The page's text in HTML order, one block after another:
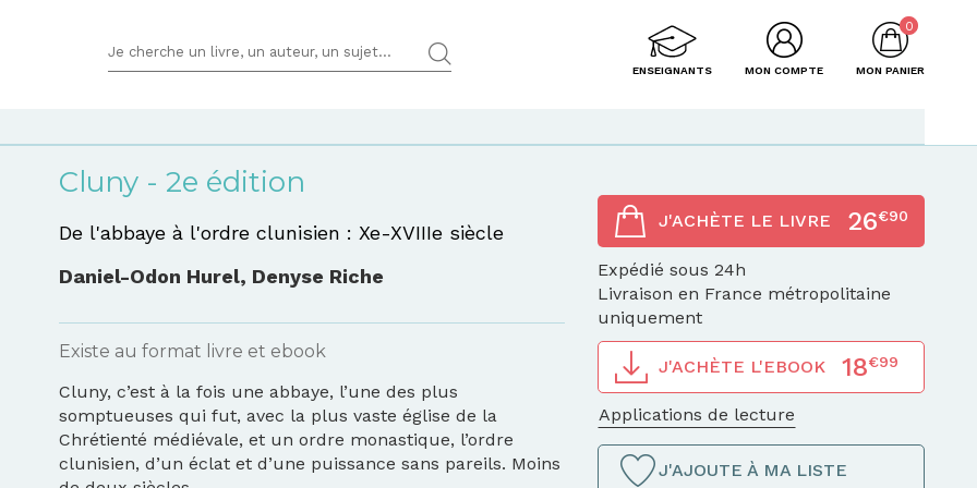
TERMES DE RECHERCHES
MON PANIER
0
MON COMPTE
ENSEIGNANTS
Cluny - 2e édition
De l'abbaye à l'ordre clunisien : Xe-XVIIIe siècle
Daniel-Odon Hurel, Denyse Riche
Existe au format livre et ebook
Cluny, c’est à la fois une abbaye, l’une des plus
somptueuses qui fut, avec la plus vaste église de la
Chrétienté médiévale, et un ordre monastique, l’ordre
clunisien, d’un éclat et d’une puissance sans pareils. Moins
J'ACHÈTE LE LIVRE 26€90
Expédié sous 24h
Livraison en France métropolitaine
uniquement
J'ACHÈTE L'EBOOK 18€99
Applications de lecture
J'AJOUTE À MA LISTE